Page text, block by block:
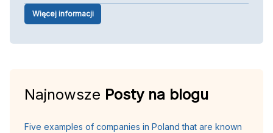
Więcej informacji
Najnowsze Posty na blogu
Five examples of companies in Poland that are known